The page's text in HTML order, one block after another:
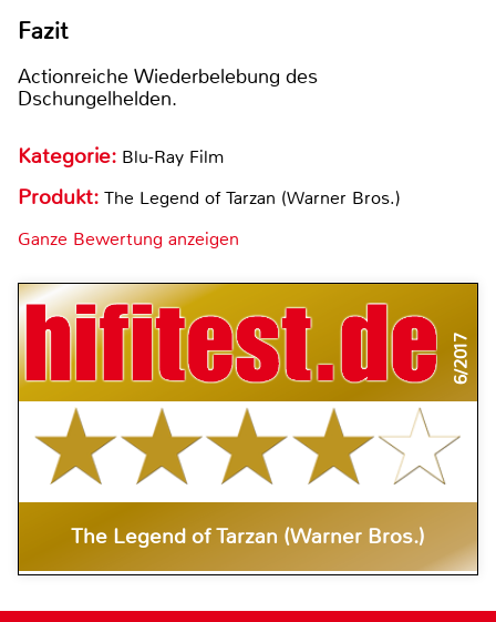
Fazit
Actionreiche Wiederbelebung des
Dschungelhelden.
Kategorie: Blu-Ray Film
Produkt: The Legend of Tarzan (Warner Bros.)
Ganze Bewertung anzeigen
6/2017
The Legend of Tarzan (Warner Bros.)